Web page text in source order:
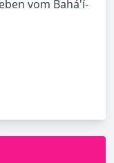
vom Bahá'í-